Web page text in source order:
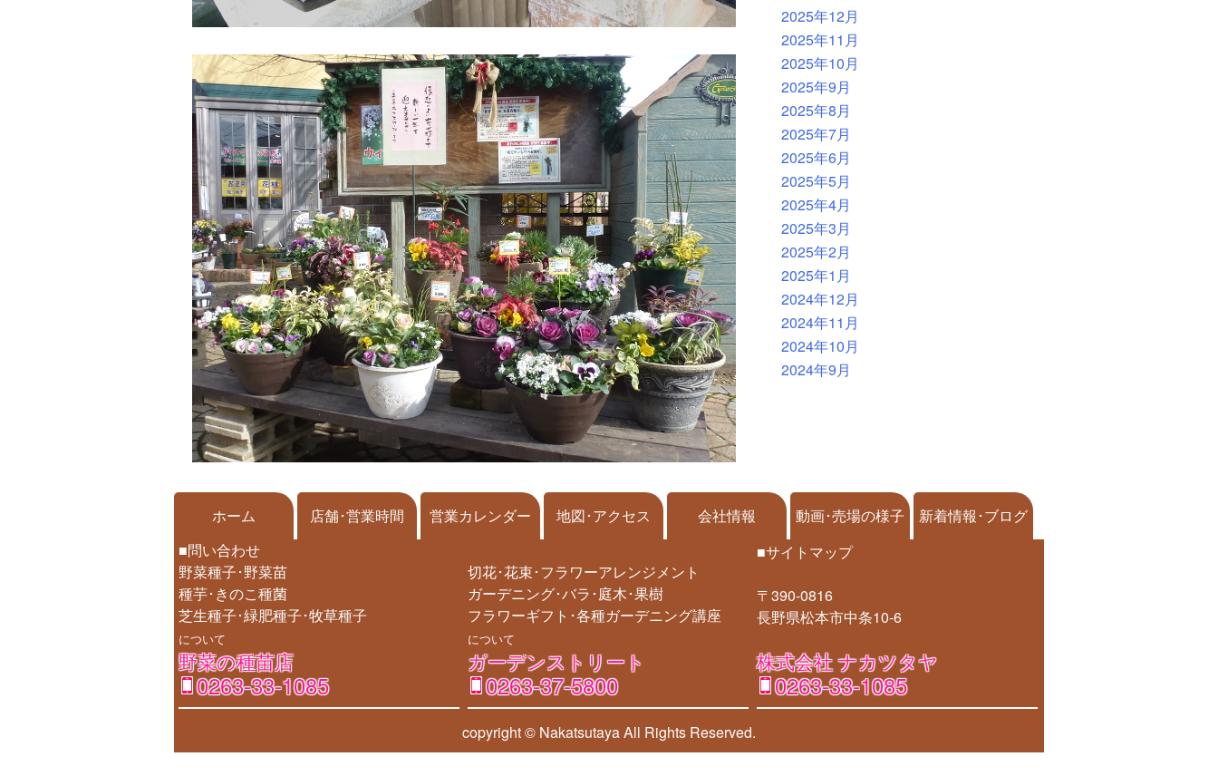
2025年12月
2025年11月
2025年10月
2025年9月
2025年8月
2025年7月
2025年6月
2025年5月
2025年4月
2025年3月
2025年2月
2025年1月
2024年12月
2024年11月
2024年10月
2024年9月
ホーム 店舗･営業時間 営業カレンダー 地図･アクセス 会社情報 動画･売場の様子
新着情報･ブログ
■問い合わせ
野菜種子･野菜苗
種芋･きのこ種菌
芝生種子･緑肥種子･牧草種子
について
野菜の種苗店
0263-33-1085
切花･花束･フラワーアレンジメント
ガーデニング･バラ･庭木･果樹
フラワーギフト･各種ガーデニング講座
について
ガーデンストリート
0263-37-5800
■サイトマップ
〒390-0816
長野県松本市中条10-6
株式会社 ナカツタヤ
0263-33-1085
copyright © NakatsutayaAll Rights Reserved.